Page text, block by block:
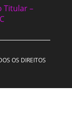
Titular –
OS DIREITOS